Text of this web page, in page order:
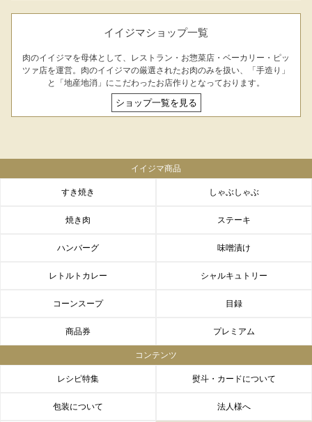
イイジマショップ一覧
肉のイイジマを母体として、レストラン・お惣菜店・ベーカリー・ピッ
ツァ店を運営。肉のイイジマの厳選されたお肉のみを扱い、「手造り」
と「地産地消」にこだわったお店作りとなっております。
ショップ一覧を見る
イイジマ商品
すき焼き しゃぶしゃぶ
焼き肉 ステーキ
ハンバーグ 味噌漬け
レトルトカレー シャルキュトリー
コーンスープ 目録
商品券 プレミアム
コンテンツ
レシピ特集 熨斗・カードについて
包装について 法人様へ